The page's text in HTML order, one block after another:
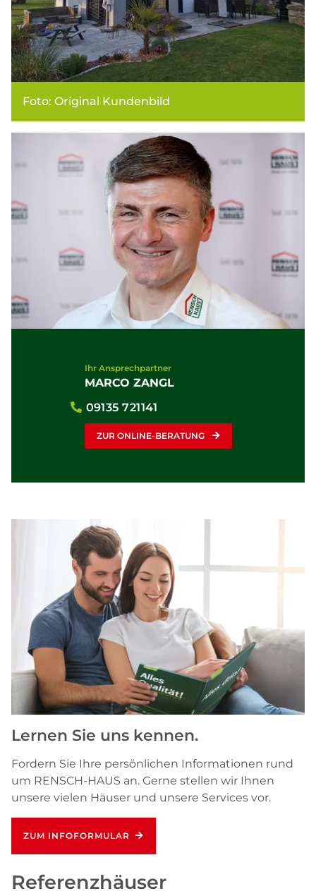
Foto: Original Kundenbild
Ihr Ansprechpartner
MARCO ZANGL
09135 721141
ZUR ONLINE-BERATUNG
Lernen Sie uns kennen.
Fordern Sie Ihre persönlichen Informationen rund
um RENSCH-HAUS an. Gerne stellen wir Ihnen
unsere vielen Häuser und unsere Services vor.
ZUM INFOFORMULAR
Referenzhäuser